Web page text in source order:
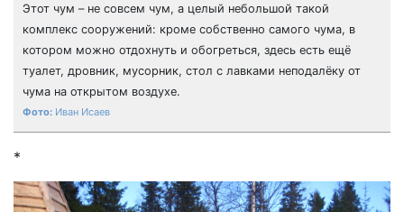
Этот чум – не совсем чум, а целый небольшой такой
комплекс сооружений: кроме собственно самого чума, в
котором можно отдохнуть и обогреться, здесь есть ещё
туалет, дровник, мусорник, стол с лавками неподалёку от
чума на открытом воздухе.
Иван Исаев
*